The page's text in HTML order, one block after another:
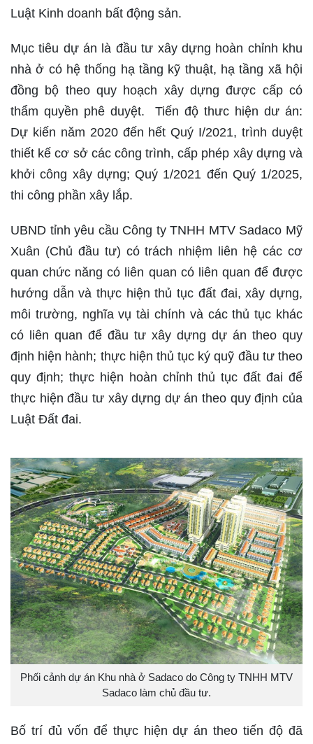
Luật Kinh doanh bất động sản.
Mục tiêu dự án là đầu tư xây dựng hoàn chỉnh khu
nhà ở có hệ thống hạ tầng kỹ thuật, hạ tầng xã hội
đồng bộ theo quy hoạch xây dựng được cấp có
thẩm quyền phê duyệt. Tiến độ thưc hiện dư án:
Dự kiến năm 2020 đến hết Quý I/2021, trình duyệt
thiết kế cơ sở các công trình, cấp phép xây dựng và
khởi công xây dựng; Quý 1/2021 đến Quý 1/2025,
thi công phần xây lắp.
UBND tỉnh yêu cầu Công ty TNHH MTV Sadaco Mỹ
Xuân (Chủ đầu tư) có trách nhiệm liên hệ các cơ
quan chức năng có liên quan có liên quan để được
hướng dẫn và thực hiện thủ tục đất đai, xây dựng,
môi trường, nghĩa vụ tài chính và các thủ tục khác
có liên quan để đầu tư xây dựng dự án theo quy
định hiện hành; thực hiện thủ tục ký quỹ đầu tư theo
quy định; thực hiện hoàn chỉnh thủ tục đất đai để
thực hiện đầu tư xây dựng dự án theo quy định của
Luật Đất đai.
Phối cảnh dự án Khu nhà ở Sadaco do Công ty TNHH MTV
Sadaco làm chủ đầu tư.
Bố trí đủ vốn để thực hiện dự án theo tiến độ đã